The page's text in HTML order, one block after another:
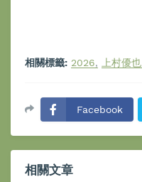
相關標籤: 2026 上村優也
Facebook
相關文章